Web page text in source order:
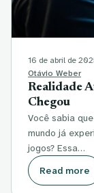
16 de abril de
Otávio Weber
Realidade
Chegou
Você sabia
mundo já
jogos? Essa…
Read more